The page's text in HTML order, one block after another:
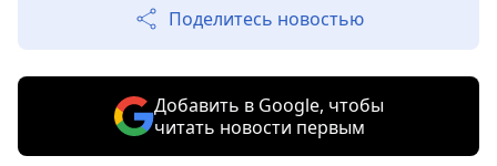
Поделитесь новостью
Добавить в Google, чтобы
читать новости первым